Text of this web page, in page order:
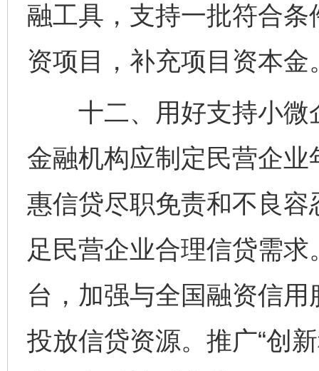
融工具，支持一批符合
资项目，补充项目资本金
十二、用好支持小微
金融机构应制定民营企
惠信贷尽职免责和不良
足民营企业合理信贷需
台，加强与全国融资信
投放信贷资源。推广“创